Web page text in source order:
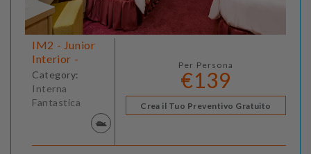
IM2 - Junior
Interior -
Category:
Interna
Fantastica
Per Persona
€139
Crea il Tuo Preventivo Gratuito